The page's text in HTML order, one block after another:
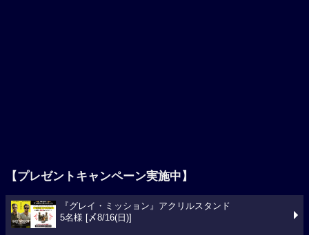
【プレゼントキャンペーン実施中】
『グレイ・ミッション』アクリルスタンド
5名様 [〆8/16(日)]